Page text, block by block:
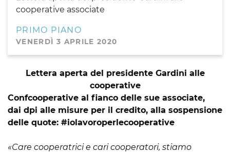
cooperative associate
PRIMO PIANO
VENERDÌ 3 APRILE 2020
Lettera aperta del presidente Gardini alle
cooperative
Confcooperative al fianco delle sue associate,
dai dpi alle misure per il credito, alla sospensione
delle quote: #iolavoroperlecooperative
«Care cooperatrici e cari cooperatori, stiamo